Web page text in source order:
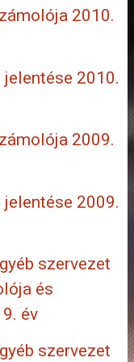
2010.
2010.
2009.
2009.
szervezet
és
év
szervezet